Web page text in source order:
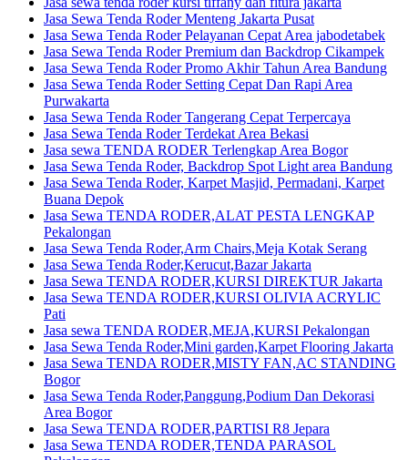
Jasa Sewa Tenda Roder Menteng Jakarta Pusat
Jasa Sewa Tenda Roder Pelayanan Cepat Area jabodetabek
Jasa Sewa Tenda Roder Premium dan Backdrop Cikampek
Jasa Sewa Tenda Roder Promo Akhir Tahun Area Bandung
Jasa Sewa Tenda Roder Setting Cepat Dan Rapi Area
Purwakarta
Jasa Sewa Tenda Roder Tangerang Cepat Terpercaya
Jasa Sewa Tenda Roder Terdekat Area Bekasi
Jasa sewa TENDA RODER Terlengkap Area Bogor
Jasa Sewa Tenda Roder, Backdrop Spot Light area Bandung
Jasa Sewa Tenda Roder, Karpet Masjid, Permadani, Karpet
Buana Depok
Jasa Sewa TENDA RODER,ALAT PESTA LENGKAP
Pekalongan
Jasa Sewa Tenda Roder,Arm Chairs,Meja Kotak Serang
Jasa Sewa Tenda Roder,Kerucut,Bazar Jakarta
Jasa Sewa TENDA RODER,KURSI DIREKTUR Jakarta
Jasa Sewa TENDA RODER,KURSI OLIVIA ACRYLIC
Pati
Jasa sewa TENDA RODER,MEJA,KURSI Pekalongan
Jasa Sewa Tenda Roder,Mini garden,Karpet Flooring Jakarta
Jasa Sewa TENDA RODER,MISTY FAN,AC STANDING
Bogor
Jasa Sewa Tenda Roder,Panggung,Podium Dan Dekorasi
Area Bogor
Jasa Sewa TENDA RODER,PARTISI R8 Jepara
Jasa Sewa TENDA RODER,TENDA PARASOL